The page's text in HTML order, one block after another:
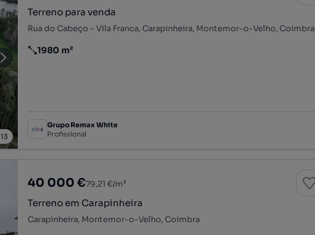
13
Terreno para venda
Rua do Cabeço - Vila Franca, Carapinheira, Montemor-o-Velho, Coimbra
Preço por metro quadrado
1980 m²
Grupo Remax White
Profissional
40 000 €79,21 €/m²
Terreno em Carapinheira
Carapinheira, Montemor-o-Velho, Coimbra